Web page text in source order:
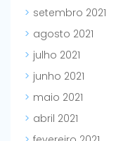
setembro 2021
agosto 2021
julho 2021
junho 2021
maio 2021
abril 2021